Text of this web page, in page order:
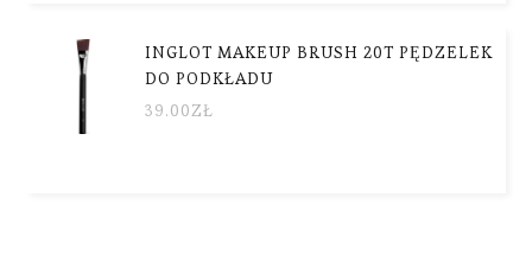
INGLOT MAKEUP BRUSH 20T PĘDZELEK
DO PODKŁADU
39.00ZŁ